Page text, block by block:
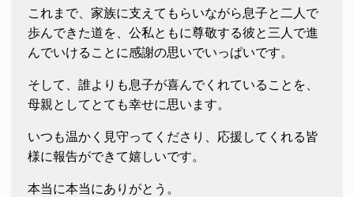
これまで、家族に支えてもらいながら息子と二人で
歩んできた道を、公私ともに尊敬する彼と三人で進
んでいけることに感謝の思いでいっぱいです。
そして、誰よりも息子が喜んでくれていることを、
母親としてとても幸せに思います。
いつも温かく見守ってくださり、応援してくれる皆
様に報告ができて嬉しいです。
本当に本当にありがとう。